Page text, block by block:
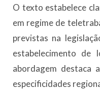
O texto estabelece
em regime de
previstas na
estabelecimento de
abordagem destaca
especificidades